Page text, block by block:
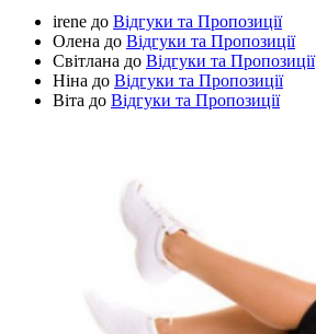
irene до Відгуки та Пропозиції
Олена до Відгуки та Пропозиції
Світлана до Відгуки та Пропозиції
Ніна до Відгуки та Пропозиції
Віта до Відгуки та Пропозиції